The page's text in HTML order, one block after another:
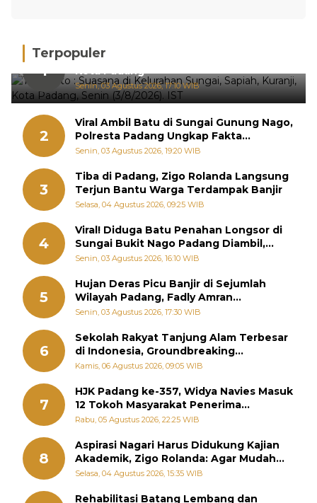
Terpopuler
1
Hujan Deras, 15 Titik Banjir Terdeteksi di
Kota Padang
Senin, 03 Agustus 2026, 17:10 WIB
2
Viral Ambil Batu di Sungai Gunung Nago,
Polresta Padang Ungkap Fakta
Sebenarnya
Senin, 03 Agustus 2026, 19:20 WIB
3
Tiba di Padang, Zigo Rolanda Langsung
Terjun Bantu Warga Terdampak Banjir
Selasa, 04 Agustus 2026, 09:25 WIB
4
Viral! Diduga Batu Penahan Longsor di
Sungai Bukit Nago Padang Diambil,
Warga Khawatir Bencana Terulang
Senin, 03 Agustus 2026, 16:10 WIB
5
Hujan Deras Picu Banjir di Sejumlah
Wilayah Padang, Fadly Amran
Perintahkan OPD Siaga
Senin, 03 Agustus 2026, 17:30 WIB
6
Sekolah Rakyat Tanjung Alam Terbesar
di Indonesia, Groundbreaking
September
Kamis, 06 Agustus 2026, 09:05 WIB
7
HJK Padang ke-357, Widya Navies Masuk
12 Tokoh Masyarakat Penerima
Penghargaan Pemko Padang
Rabu, 05 Agustus 2026, 22:25 WIB
8
Aspirasi Nagari Harus Didukung Kajian
Akademik, Zigo Rolanda: Agar Mudah
Diperjuangkan di Kementerian
Selasa, 04 Agustus 2026, 15:35 WIB
Rehabilitasi Batang Lembang dan